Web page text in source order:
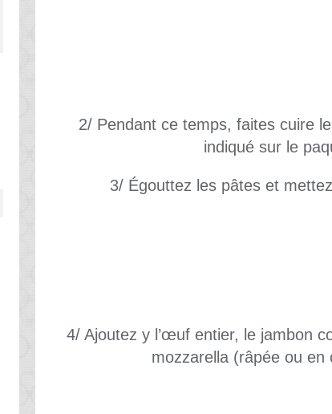
2/ Pendant ce temps, faites cuire
indiqué sur le
3/ Égouttez les pâtes et
4/ Ajoutez y l’œuf entier, le jambon
mozzarella (râpée ou en